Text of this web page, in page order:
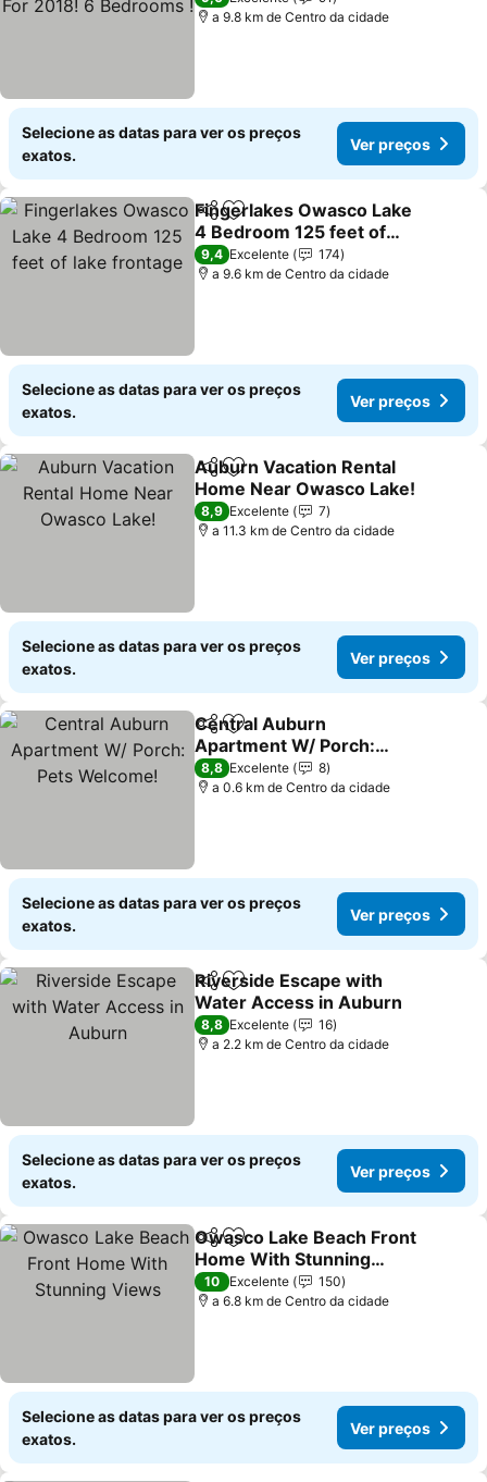
a 9.8 km de Centro da cidade
Selecione as datas para ver os preços
exatos.
Ver preços
PartilharAdicionar aos favoritos
Fingerlakes Owasco Lake
4 Bedroom 125 feet of
lake frontage
Ver preços
9,4 Excelente
174
a 9.6 km de Centro da cidade
Selecione as datas para ver os preços
exatos.
Ver preços
PartilharAdicionar aos favoritos
Auburn Vacation Rental
Home Near Owasco Lake!
Ver preços
8,9 Excelente
7
a 11.3 km de Centro da cidade
Selecione as datas para ver os preços
exatos.
Ver preços
PartilharAdicionar aos favoritos
Central Auburn
Apartment W/ Porch:
Pets Welcome!
Ver preços
8,8 Excelente
8
a 0.6 km de Centro da cidade
Selecione as datas para ver os preços
exatos.
Ver preços
PartilharAdicionar aos favoritos
Riverside Escape with
Water Access in Auburn
Ver preços
8,8 Excelente
16
a 2.2 km de Centro da cidade
Selecione as datas para ver os preços
exatos.
Ver preços
PartilharAdicionar aos favoritos
Owasco Lake Beach Front
Home With Stunning
Views
Ver preços
10 Excelente
150
a 6.8 km de Centro da cidade
Selecione as datas para ver os preços
exatos.
Ver preços